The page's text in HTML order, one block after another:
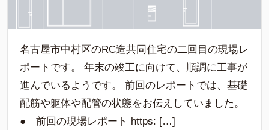
名古屋市中村区のRC造共同住宅の二回目の現場レ
ポートです。 年末の竣工に向けて、順調に工事が
進んでいるようです。 前回のレポートでは、基礎
配筋や躯体や配管の状態をお伝えしていました。
● 前回の現場レポート https: […]